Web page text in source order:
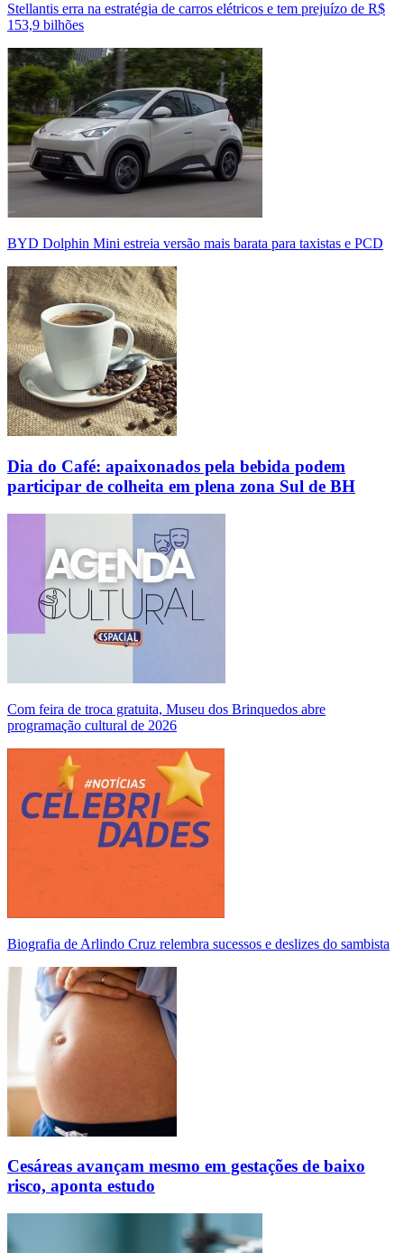
Stellantis erra na estratégia de carros elétricos e tem prejuízo de R$
153,9 bilhões
BYD Dolphin Mini estreia versão mais barata para taxistas e PCD
Dia do Café: apaixonados pela bebida podem
participar de colheita em plena zona Sul de BH
Com feira de troca gratuita, Museu dos Brinquedos abre
programação cultural de 2026
Biografia de Arlindo Cruz relembra sucessos e deslizes do sambista
Cesáreas avançam mesmo em gestações de baixo
risco, aponta estudo